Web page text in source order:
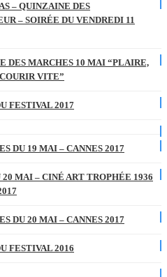
– QUINZAINE DES
– SOIRÉE DU VENDREDI 11
DES MARCHES 10 MAI “PLAIRE,
VITE”
FESTIVAL 2017
DU 19 MAI – CANNES 2017
20 MAI – CINÉ ART TROPHÉE 1936
DU 20 MAI – CANNES 2017
FESTIVAL 2016